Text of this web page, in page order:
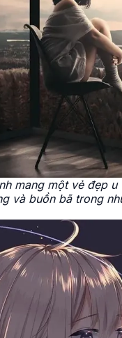
mang một vẻ đẹp u
và buồn bã trong